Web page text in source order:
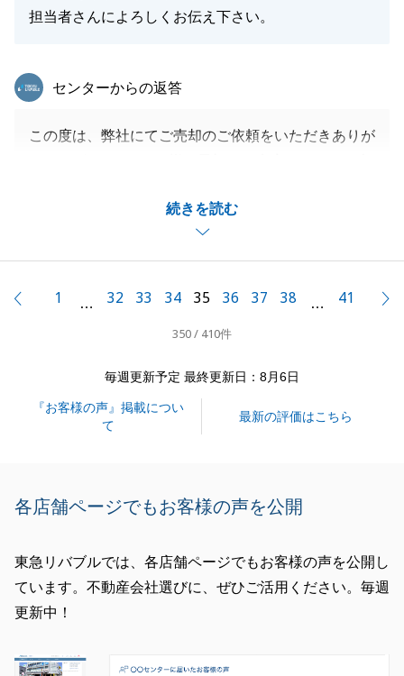
担当者さんによろしくお伝え下さい。
続きを読む
東急リバブル
センターからの返答
この度は、弊社にてご売却のご依頼をいただきありが
また、販売活動に関してはS様とお打合せを行いなが
らスムーズにお取引を進めることができました。お体
にお気を付けてお過ごしください。
軽にご相談下さい。
今後とも、宜しくお願い致します。
前へ1 … 32 33 34 35 36 37 38 … 41
350 / 410件
毎週更新予定 最終更新日：8月6日
『お客様の声』掲載につい
て
最新の評価はこちら
各店舗ページでもお客様の声を公開
東急リバブルでは、各店舗ページでもお客様の声を公開し
ています。不動産会社選びに、ぜひご活用ください。毎週
更新中！